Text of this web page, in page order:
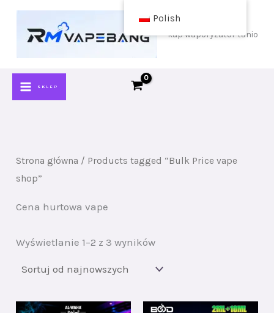
Przejdź
kup waporyzator tanio
SKLEP
Strona główna / Products tagged “Bulk Price vape
shop”
Cena hurtowa vape
Wyświetlanie 1–2 z 3 wynikówSortuj
Polish